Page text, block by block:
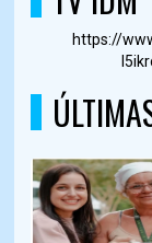
https://